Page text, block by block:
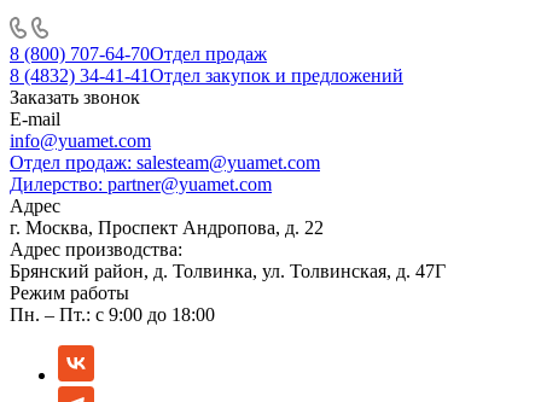
8 (800) 707-64-70Отдел продаж
8 (4832) 34-41-41Отдел закупок и предложений
Заказать звонок
E-mail
info@yuamet.com
Отдел продаж: salesteam@yuamet.com
Дилерство: partner@yuamet.com
Адрес
г. Москва, Проспект Андропова, д. 22
Адрес производства:
Брянский район, д. Толвинка, ул. Толвинская, д. 47Г
Режим работы
Пн. – Пт.: с 9:00 до 18:00